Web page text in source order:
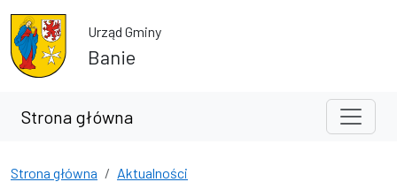
Przejdź do treści
Przejdź do wyszukiwarki
Urząd Gminy
Banie
Strona główna
Strona główna
Aktualności